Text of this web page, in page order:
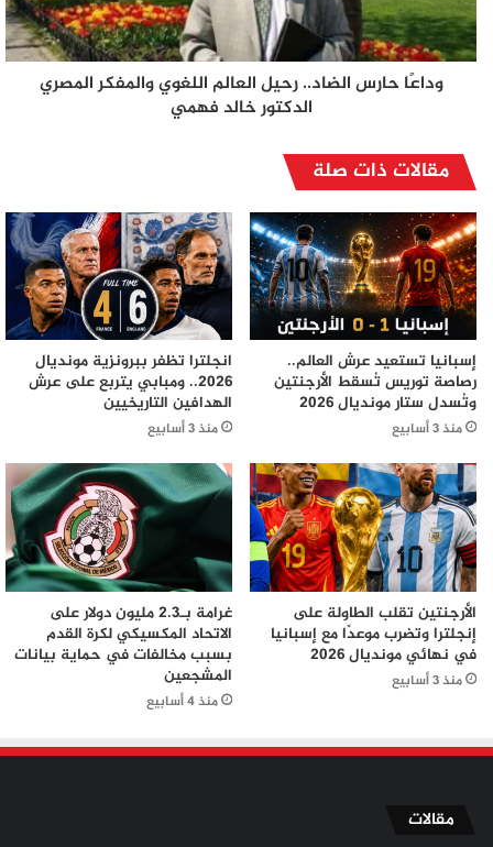
وداعًا حارس الضاد.. رحيل العالم اللغوي والمفكر المصري
الدكتور خالد فهمي
مقالات ذات صلة
إسبانيا تستعيد عرش العالم..
رصاصة توريس تُسقط الأرجنتين
وتُسدل ستار مونديال 2026
منذ 3 أسابيع
انجلترا تظفر ببرونزية مونديال
2026.. ومبابي يتربع على عرش
الهدافين التاريخيين
منذ 3 أسابيع
الأرجنتين تقلب الطاولة على
إنجلترا وتضرب موعدًا مع إسبانيا
في نهائي مونديال 2026
منذ 3 أسابيع
غرامة بـ2.3 مليون دولار على
الاتحاد المكسيكي لكرة القدم
بسبب مخالفات في حماية بيانات
المشجعين
منذ 4 أسابيع
مقالات